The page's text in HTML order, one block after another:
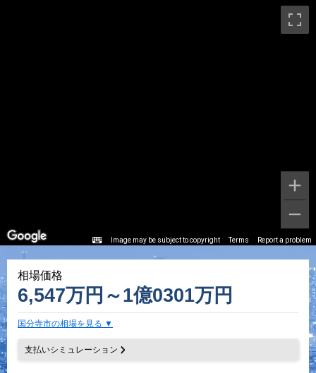
相場価格
6,547万円～1億0301万円
国分寺市の相場を見る
支払いシミュレーション
Image may be subject to copyright Terms Report a problem